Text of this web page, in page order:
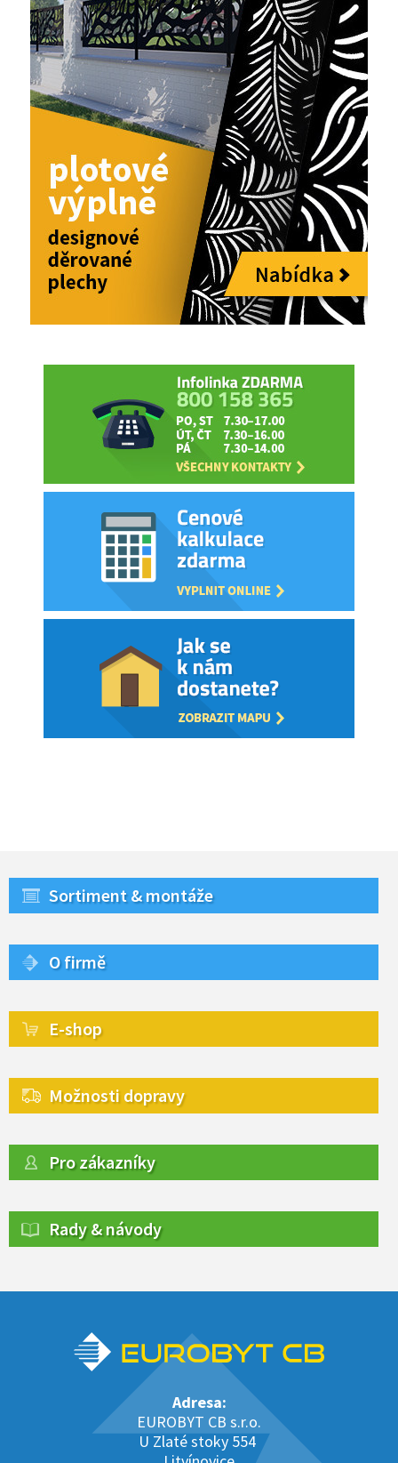
Sortiment & montáže
O firmě
E-shop
Možnosti dopravy
Pro zákazníky
Rady & návody
Adresa:
EUROBYT CB s.r.o.
U Zlaté stoky 554